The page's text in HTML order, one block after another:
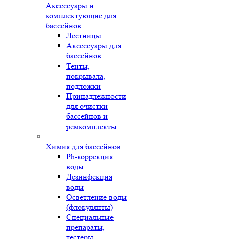
Аксессуары и
комплектующие для
бассейнов
Лестницы
Аксессуары для
бассейнов
Тенты,
покрывала,
подложки
Принадлежности
для очистки
бассейнов и
ремкомплекты
Химия для бассейнов
Ph-коррекция
воды
Дезинфекция
воды
Осветление воды
(флокулянты)
Специальные
препараты,